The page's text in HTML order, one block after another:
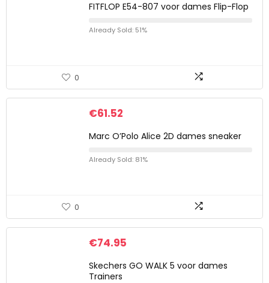
FITFLOP E54-807 voor dames Flip-Flop
Already Sold: 51%
0
€61.52
Marc O’Polo Alice 2D dames sneaker
Already Sold: 81%
0
€74.95
Skechers GO WALK 5 voor dames
Trainers